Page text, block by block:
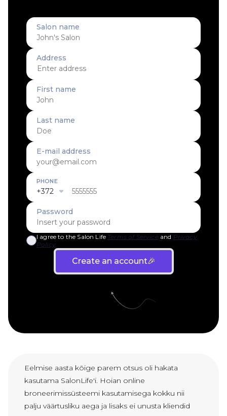
Eelmise aasta kõige parem otsus oli hakata
kasutama SalonLife'i. Hoian online
broneerimissüsteemi kasutamisega kokku nii
palju väärtusliku aega ja lisaks ei unusta kliendid